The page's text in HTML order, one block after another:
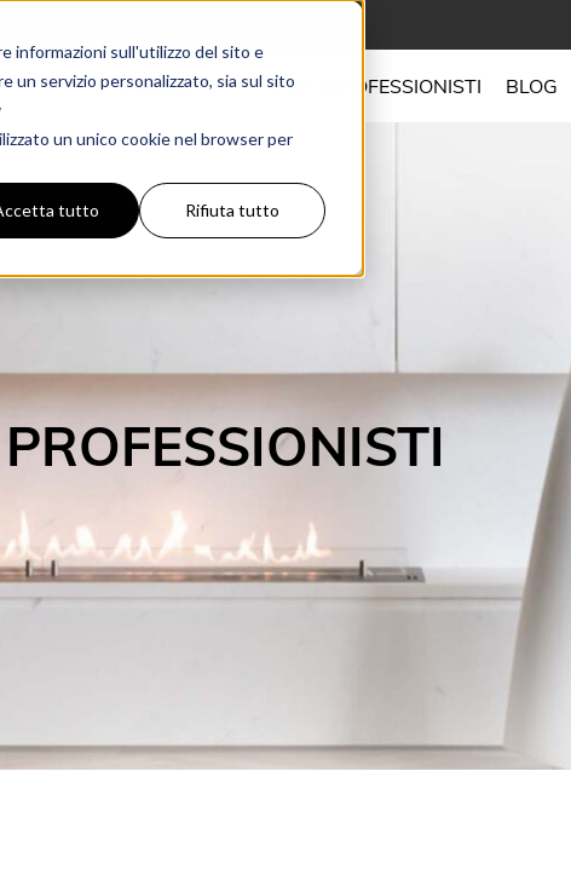
informazioni sull'utilizzo del sito e
un servizio personalizzato, sia sul sito
un unico cookie nel browser per
tutto Rifiuta tutto
CAMINETTI PER I PROFESSIONISTI BLOG